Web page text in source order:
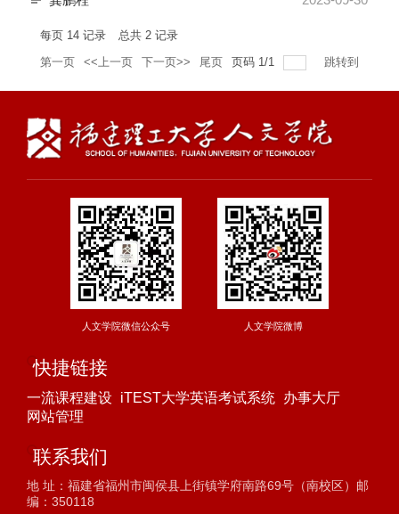
每页 14 记录 总共 2 记录
第一页
<<上一页 下一页>> 尾页 页码 1/1 跳转到
人文学院微信公众号 人文学院微博
快捷链接
一流课程建设 iTEST大学英语考试系统 办事大厅
网站管理
联系我们
地 址：福建省福州市闽侯县上街镇学府南路69号（南校区）邮
编：350118